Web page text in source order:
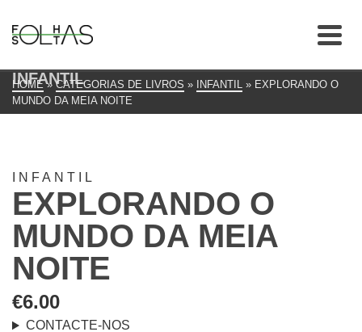
INFANTIL
HOME » CATEGORIAS DE LIVROS » INFANTIL » EXPLORANDO O
MUNDO DA MEIA NOITE
INFANTIL
EXPLORANDO O
MUNDO DA MEIA
NOITE
€6.00
CONTACTE-NOS